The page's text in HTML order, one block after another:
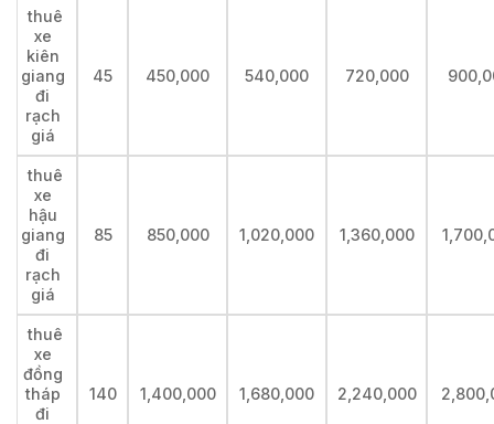
thuê
xe
kiên
giang
đi
rạch
giá
45 450,000 540,000 720,000
thuê
xe
hậu
giang
đi
rạch
giá
85 850,000 1,020,000 1,360,000
thuê
xe
đồng
tháp
đi
140 1,400,000 1,680,000 2,240,000